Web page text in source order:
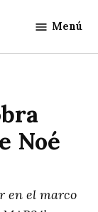
Menú
Noé
en el marco